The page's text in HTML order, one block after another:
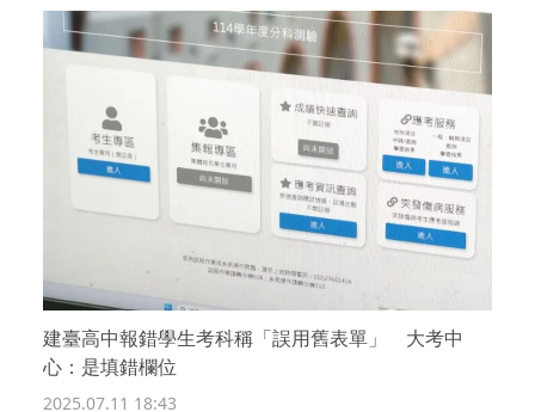
建臺高中報錯學生考科稱「誤用舊表單」 大考中
心：是填錯欄位
2025.07.11 18:43